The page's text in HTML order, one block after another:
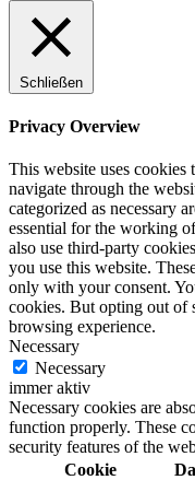
Schließen
Privacy Overview
This website uses
navigate through the
categorized as necessary
essential for the working
also use third-party
you use this website.
only with your consent.
cookies. But opting out of
browsing experience.
Necessary
Necessary
immer aktiv
Necessary cookies are
function properly. These
security features of the
Cookie